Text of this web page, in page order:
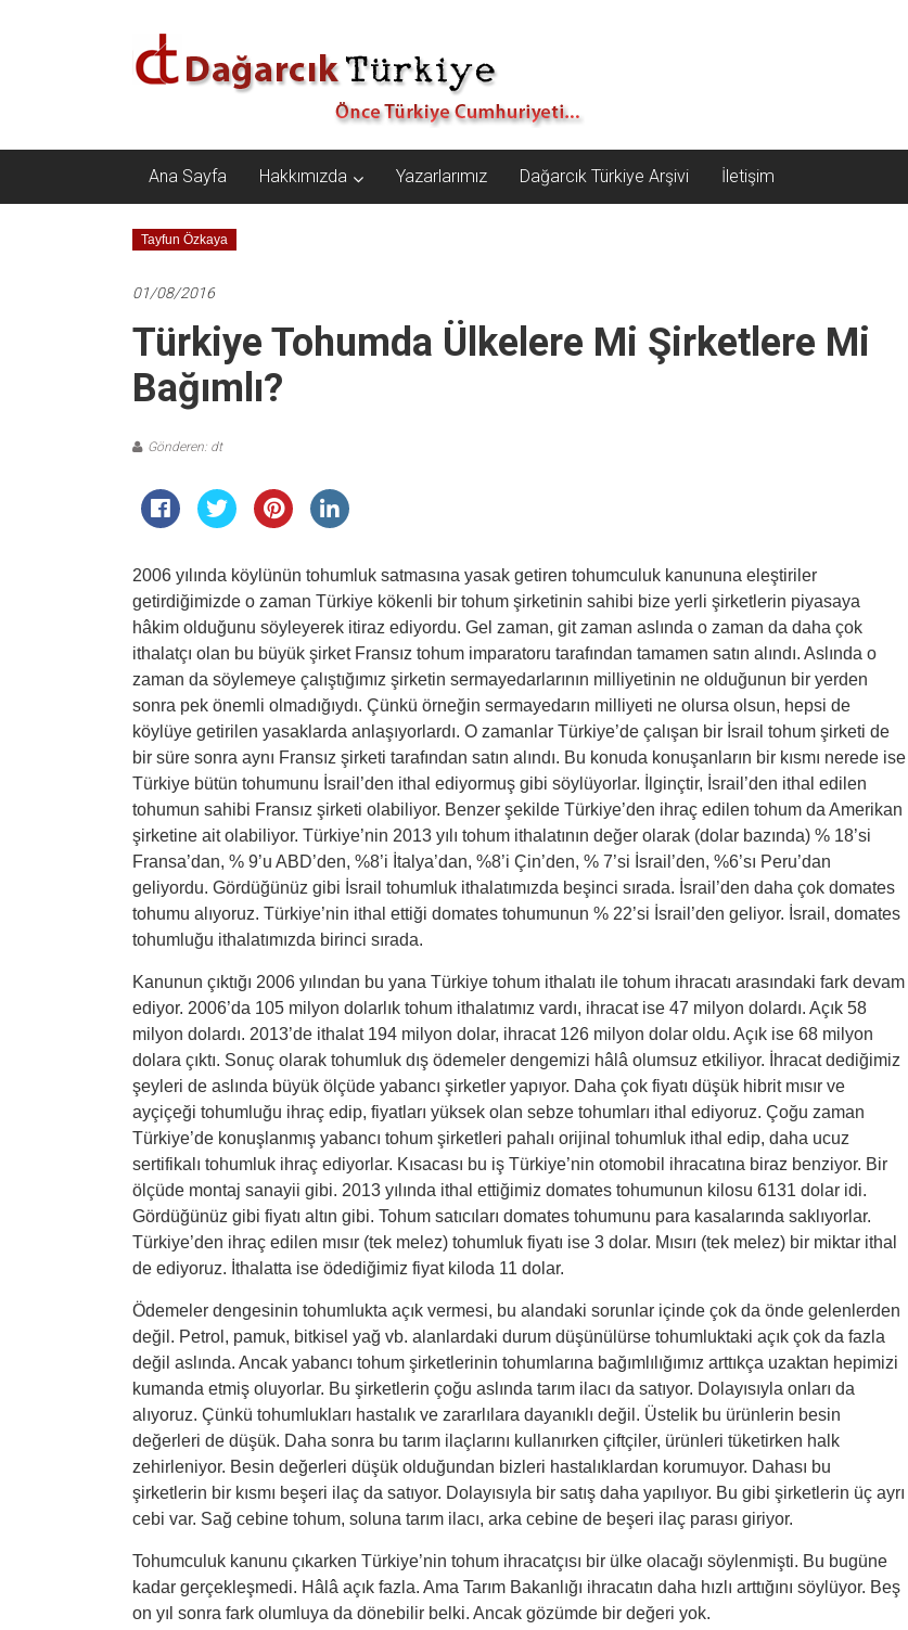
Dağarcık
Türkiye
Türkiye
Cumhuriyeti…
Ana Sayfa Hakkımızda Yazarlarımız Dağarcık Türkiye Arşivi İletişim
Tayfun Özkaya
01/08/2016
Türkiye Tohumda Ülkelere Mi Şirketlere Mi
Bağımlı?
Gönderen: dt
2006 yılında köylünün tohumluk satmasına yasak getiren tohumculuk kanununa eleştiriler
getirdiğimizde o zaman Türkiye kökenli bir tohum şirketinin sahibi bize yerli şirketlerin piyasaya
hâkim olduğunu söyleyerek itiraz ediyordu. Gel zaman, git zaman aslında o zaman da daha çok
ithalatçı olan bu büyük şirket Fransız tohum imparatoru tarafından tamamen satın alındı. Aslında o
zaman da söylemeye çalıştığımız şirketin sermayedarlarının milliyetinin ne olduğunun bir yerden
sonra pek önemli olmadığıydı. Çünkü örneğin sermayedarın milliyeti ne olursa olsun, hepsi de
köylüye getirilen yasaklarda anlaşıyorlardı. O zamanlar Türkiye’de çalışan bir İsrail tohum şirketi de
bir süre sonra aynı Fransız şirketi tarafından satın alındı. Bu konuda konuşanların bir kısmı nerede ise
Türkiye bütün tohumunu İsrail’den ithal ediyormuş gibi söylüyorlar. İlginçtir, İsrail’den ithal edilen
tohumun sahibi Fransız şirketi olabiliyor. Benzer şekilde Türkiye’den ihraç edilen tohum da Amerikan
şirketine ait olabiliyor. Türkiye’nin 2013 yılı tohum ithalatının değer olarak (dolar bazında) % 18’si
Fransa’dan, % 9’u ABD’den, %8’i İtalya’dan, %8’i Çin’den, % 7’si İsrail’den, %6’sı Peru’dan
geliyordu. Gördüğünüz gibi İsrail tohumluk ithalatımızda beşinci sırada. İsrail’den daha çok domates
tohumu alıyoruz. Türkiye’nin ithal ettiği domates tohumunun % 22’si İsrail’den geliyor. İsrail, domates
tohumluğu ithalatımızda birinci sırada.
Kanunun çıktığı 2006 yılından bu yana Türkiye tohum ithalatı ile tohum ihracatı arasındaki fark devam
ediyor. 2006’da 105 milyon dolarlık tohum ithalatımız vardı, ihracat ise 47 milyon dolardı. Açık 58
milyon dolardı. 2013’de ithalat 194 milyon dolar, ihracat 126 milyon dolar oldu. Açık ise 68 milyon
dolara çıktı. Sonuç olarak tohumluk dış ödemeler dengemizi hâlâ olumsuz etkiliyor. İhracat dediğimiz
şeyleri de aslında büyük ölçüde yabancı şirketler yapıyor. Daha çok fiyatı düşük hibrit mısır ve
ayçiçeği tohumluğu ihraç edip, fiyatları yüksek olan sebze tohumları ithal ediyoruz. Çoğu zaman
Türkiye’de konuşlanmış yabancı tohum şirketleri pahalı orijinal tohumluk ithal edip, daha ucuz
sertifikalı tohumluk ihraç ediyorlar. Kısacası bu iş Türkiye’nin otomobil ihracatına biraz benziyor. Bir
ölçüde montaj sanayii gibi. 2013 yılında ithal ettiğimiz domates tohumunun kilosu 6131 dolar idi.
Gördüğünüz gibi fiyatı altın gibi. Tohum satıcıları domates tohumunu para kasalarında saklıyorlar.
Türkiye’den ihraç edilen mısır (tek melez) tohumluk fiyatı ise 3 dolar. Mısırı (tek melez) bir miktar ithal
de ediyoruz. İthalatta ise ödediğimiz fiyat kiloda 11 dolar.
Ödemeler dengesinin tohumlukta açık vermesi, bu alandaki sorunlar içinde çok da önde gelenlerden
değil. Petrol, pamuk, bitkisel yağ vb. alanlardaki durum düşünülürse tohumluktaki açık çok da fazla
değil aslında. Ancak yabancı tohum şirketlerinin tohumlarına bağımlılığımız arttıkça uzaktan hepimizi
kumanda etmiş oluyorlar. Bu şirketlerin çoğu aslında tarım ilacı da satıyor. Dolayısıyla onları da
alıyoruz. Çünkü tohumlukları hastalık ve zararlılara dayanıklı değil. Üstelik bu ürünlerin besin
değerleri de düşük. Daha sonra bu tarım ilaçlarını kullanırken çiftçiler, ürünleri tüketirken halk
zehirleniyor. Besin değerleri düşük olduğundan bizleri hastalıklardan korumuyor. Dahası bu
şirketlerin bir kısmı beşeri ilaç da satıyor. Dolayısıyla bir satış daha yapılıyor. Bu gibi şirketlerin üç ayrı
cebi var. Sağ cebine tohum, soluna tarım ilacı, arka cebine de beşeri ilaç parası giriyor.
Tohumculuk kanunu çıkarken Türkiye’nin tohum ihracatçısı bir ülke olacağı söylenmişti. Bu bugüne
kadar gerçekleşmedi. Hâlâ açık fazla. Ama Tarım Bakanlığı ihracatın daha hızlı arttığını söylüyor. Beş
on yıl sonra fark olumluya da dönebilir belki. Ancak gözümde bir değeri yok.